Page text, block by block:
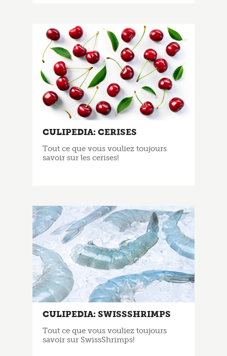
CULIPEDIA: CERISES
Tout ce que vous vouliez toujours
savoir sur les cerises!
CULIPEDIA: SWISSSHRIMPS
Tout ce que vous vouliez toujours
savoir sur SwissShrimps!